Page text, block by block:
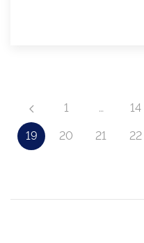
1 … 14
19 20 21 22